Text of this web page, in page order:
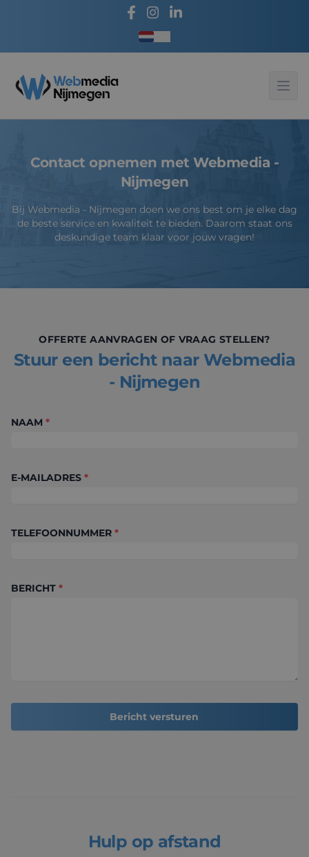
Taal kiezen
Webmedia - Nijmegen
Contact opnemen met Webmedia -
Nijmegen
Bij Webmedia - Nijmegen doen we ons best om je elke dag
de beste service en kwaliteit te bieden. Daarom staat ons
deskundige team klaar voor jouw vragen!
OFFERTE AANVRAGEN OF VRAAG STELLEN?
Stuur een bericht naar Webmedia
- Nijmegen
NAAM *
E-MAILADRES *
TELEFOONNUMMER *
BERICHT *
Bericht versturen
Hulp op afstand